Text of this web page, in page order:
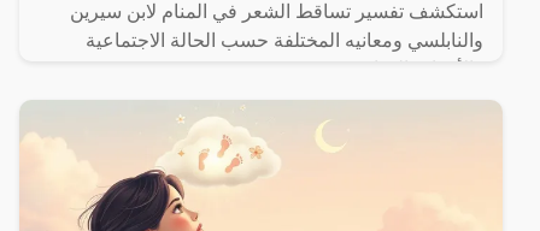
استكشف تفسير تساقط الشعر في المنام لابن سيرين
والنابلسي ومعانيه المختلفة حسب الحالة الاجتماعية